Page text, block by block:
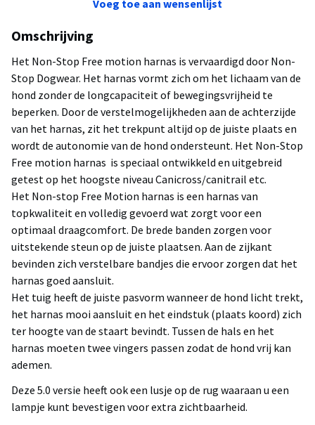
Voeg toe aan wensenlijst
Omschrijving
Het Non-Stop Free motion harnas is vervaardigd door Non-
Stop Dogwear. Het harnas vormt zich om het lichaam van de
hond zonder de longcapaciteit of bewegingsvrijheid te
beperken. Door de verstelmogelijkheden aan de achterzijde
van het harnas, zit het trekpunt altijd op de juiste plaats en
wordt de autonomie van de hond ondersteunt. Het Non-Stop
Free motion harnas is speciaal ontwikkeld en uitgebreid
getest op het hoogste niveau Canicross/canitrail etc.
Het Non-stop Free Motion harnas is een harnas van
topkwaliteit en volledig gevoerd wat zorgt voor een
optimaal draagcomfort. De brede banden zorgen voor
uitstekende steun op de juiste plaatsen. Aan de zijkant
bevinden zich verstelbare bandjes die ervoor zorgen dat het
harnas goed aansluit.
Het tuig heeft de juiste pasvorm wanneer de hond licht trekt,
het harnas mooi aansluit en het eindstuk (plaats koord) zich
ter hoogte van de staart bevindt. Tussen de hals en het
harnas moeten twee vingers passen zodat de hond vrij kan
ademen.
Deze 5.0 versie heeft ook een lusje op de rug waaraan u een
lampje kunt bevestigen voor extra zichtbaarheid.